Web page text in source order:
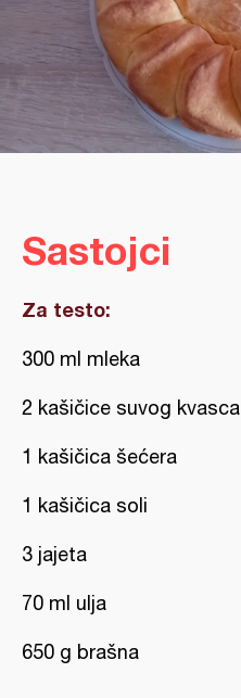
Sastojci
Za testo:
300 ml mleka
2 kašičice suvog kvasca
1 kašičica šećera
1 kašičica soli
3 jajeta
70 ml ulja
650 g brašna